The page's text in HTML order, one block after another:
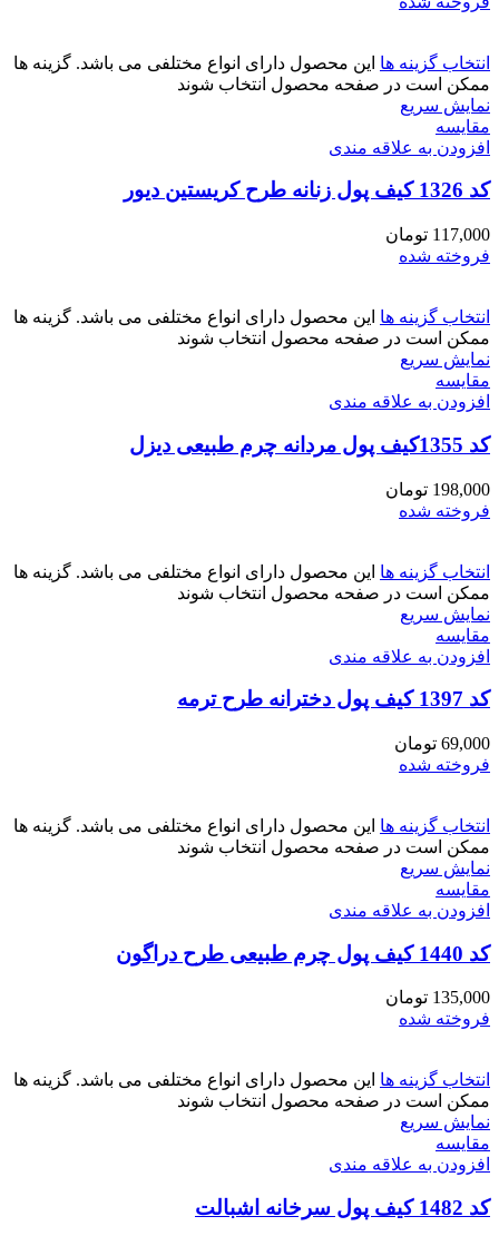
انتخاب گزینه ها این محصول دارای انواع مختلفی می باشد. گزینه ها
ممکن است در صفحه محصول انتخاب شوند
نمایش سریع
مقايسه
افزودن به علاقه مندی
کد 1326 کیف پول زنانه طرح کریستین دیور
117,000 تومان
فروخته شده
انتخاب گزینه ها این محصول دارای انواع مختلفی می باشد. گزینه ها
ممکن است در صفحه محصول انتخاب شوند
نمایش سریع
مقايسه
افزودن به علاقه مندی
کد 1355کیف پول مردانه چرم طبیعی دیزل
198,000 تومان
فروخته شده
انتخاب گزینه ها این محصول دارای انواع مختلفی می باشد. گزینه ها
ممکن است در صفحه محصول انتخاب شوند
نمایش سریع
مقايسه
افزودن به علاقه مندی
کد 1397 کیف پول دخترانه طرح ترمه
69,000 تومان
فروخته شده
انتخاب گزینه ها این محصول دارای انواع مختلفی می باشد. گزینه ها
ممکن است در صفحه محصول انتخاب شوند
نمایش سریع
مقايسه
افزودن به علاقه مندی
کد 1440 کیف پول چرم طبیعی طرح دراگون
135,000 تومان
فروخته شده
انتخاب گزینه ها این محصول دارای انواع مختلفی می باشد. گزینه ها
ممکن است در صفحه محصول انتخاب شوند
نمایش سریع
مقايسه
افزودن به علاقه مندی
کد 1482 کیف پول سرخانه اشبالت